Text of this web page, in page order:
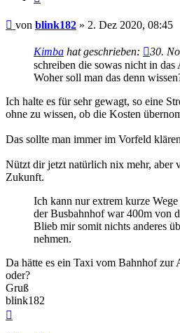
Beitrag
von blink182 » 2. Dez 2020, 08:45
Kimba hat geschrieben: 30.
schreiben die sowas nicht in das
Woher soll man das denn
Ich halte es für sehr gewagt, so eine
ohne zu wissen, ob die Kosten
Das sollte man immer im Vorfeld
Nützt dir jetzt natürlich nix mehr, aber
Zukunft.
Ich kann nur extrem kurze
der Busbahnhof war 400m von
Blieb mir somit nichts anderes
nehmen.
Da hätte es ein Taxi vom Bahnhof zur
oder?
Gruß
blink182